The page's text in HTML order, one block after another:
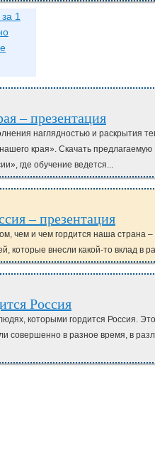
1
– презентация
наглядностью и раскрытия
края». Скачать предлагаемую
где обучение ведется...
– презентация
чем и чем гордится наша страна –
которые внесли какой-то вклад в
Россия
которыми гордится Россия.
совершенно в разное время, в